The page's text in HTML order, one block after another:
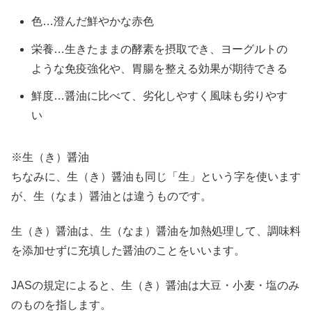
色…澄んだ鮮やかな赤色
栄養…生きたままの酵素を摂取でき、ヨーグルトの
ような免疫強化や、胃腸を整える効果が期待できる
鮮度…醤油に比べて、劣化しやすく風味も劣りやす
い
※生（き）醤油
ちなみに、生（き）醤油も同じ「生」という字を使います
が、生（なま）醤油とは違うものです。
生（き）醤油は、生（なま）醤油を加熱処理して、調味料
を添加せずに充填した醤油のことをいいます。
JASの規定によると、生（き）醤油は大豆・小麦・塩のみ
のものを指します。